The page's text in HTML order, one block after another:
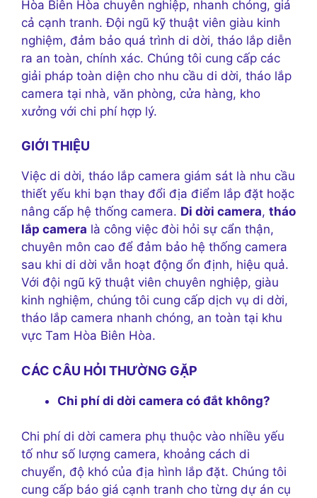
Hòa Biên Hòa chuyên nghiệp, nhanh chóng, giá
cả cạnh tranh. Đội ngũ kỹ thuật viên giàu kinh
nghiệm, đảm bảo quá trình di dời, tháo lắp diễn
ra an toàn, chính xác. Chúng tôi cung cấp các
giải pháp toàn diện cho nhu cầu di dời, tháo lắp
camera tại nhà, văn phòng, cửa hàng, kho
xưởng với chi phí hợp lý.
GIỚI THIỆU
Việc di dời, tháo lắp camera giám sát là nhu cầu
thiết yếu khi bạn thay đổi địa điểm lắp đặt hoặc
nâng cấp hệ thống camera. Di dời camera, tháo
lắp camera là công việc đòi hỏi sự cẩn thận,
chuyên môn cao để đảm bảo hệ thống camera
sau khi di dời vẫn hoạt động ổn định, hiệu quả.
Với đội ngũ kỹ thuật viên chuyên nghiệp, giàu
kinh nghiệm, chúng tôi cung cấp dịch vụ di dời,
tháo lắp camera nhanh chóng, an toàn tại khu
vực Tam Hòa Biên Hòa.
CÁC CÂU HỎI THƯỜNG GẶP
Chi phí di dời camera có đắt không?
Chi phí di dời camera phụ thuộc vào nhiều yếu
tố như số lượng camera, khoảng cách di
chuyển, độ khó của địa hình lắp đặt. Chúng tôi
cung cấp báo giá cạnh tranh cho từng dự án cụ